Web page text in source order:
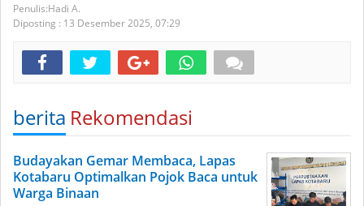
Hadi A.
Diposting : 13 Desember 2025, 07:29
berita Rekomendasi
Budayakan Gemar Membaca, Lapas
Kotabaru Optimalkan Pojok Baca untuk
Warga Binaan